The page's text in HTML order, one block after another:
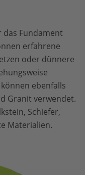
Fundament
erfahrene
oder dünnere
ebenfalls
Granit verwendet.
Schiefer,
Materialien.